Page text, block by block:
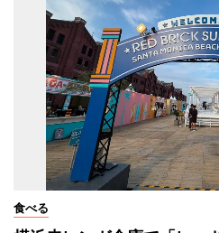
食べる